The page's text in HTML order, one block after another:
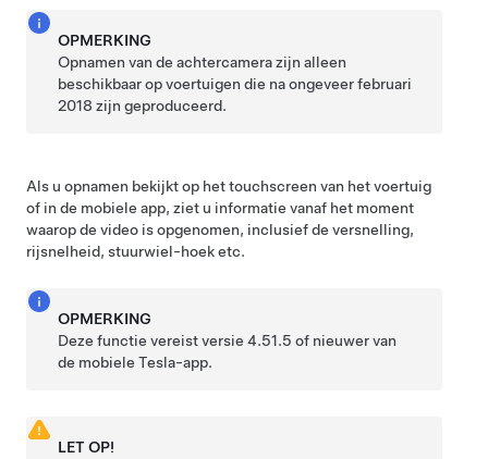
OPMERKING
Opnamen van de achtercamera zijn alleen
beschikbaar op voertuigen die na ongeveer februari
2018 zijn geproduceerd.
Als u opnamen bekijkt op het touchscreen van het voertuig
of in de mobiele app, ziet u informatie vanaf het moment
waarop de video is opgenomen, inclusief de versnelling,
rijsnelheid, stuurwiel-hoek etc.
OPMERKING
Deze functie vereist versie 4.51.5 of nieuwer van
de mobiele Tesla-app.
LET OP!